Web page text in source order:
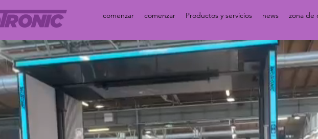
comenzar comenzar Productos y servicios news zona de